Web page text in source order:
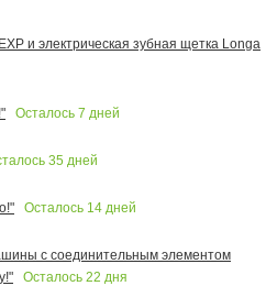
и электрическая зубная щетка Longa
Осталось 7 дней
35 дней
Осталось 14 дней
с соединительным элементом
Осталось 22 дня